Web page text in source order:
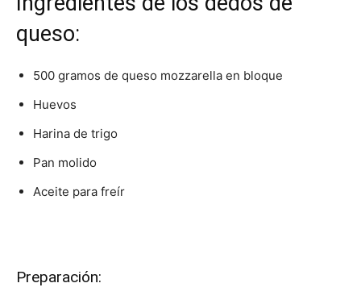
queso:
500 gramos de queso mozzarella en bloque
Huevos
Harina de trigo
Pan molido
Aceite para freír
Preparación: